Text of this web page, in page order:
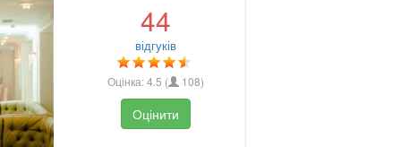
44
відгуків
Оцінка:4.5 ( 108)
Оцінити